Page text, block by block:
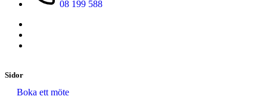
08 199 588
Sidor
Boka ett möte